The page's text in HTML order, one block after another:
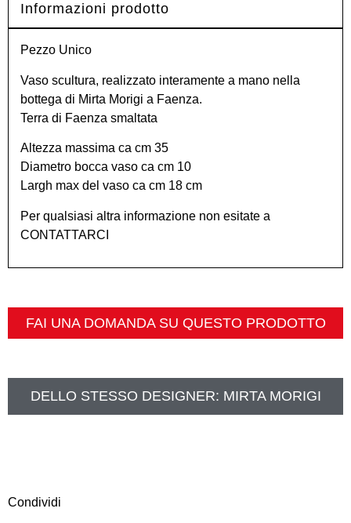
Informazioni prodotto
Pezzo Unico
Vaso scultura, realizzato interamente a mano nella
bottega di Mirta Morigi a Faenza.
Terra di Faenza smaltata
Altezza massima ca cm 35
Diametro bocca vaso ca cm 10
Largh max del vaso ca cm 18 cm
Per qualsiasi altra informazione non esitate a
CONTATTARCI
FAI UNA DOMANDA SU QUESTO PRODOTTO
DELLO STESSO DESIGNER: MIRTA MORIGI
Condividi